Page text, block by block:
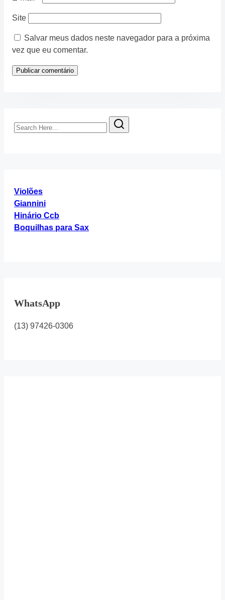
Site
Salvar meus dados neste navegador para a próxima
vez que eu comentar.
Search
Here...
Violões
Giannini
Hinário Ccb
Boquilhas para Sax
WhatsApp
(13) 97426-0306